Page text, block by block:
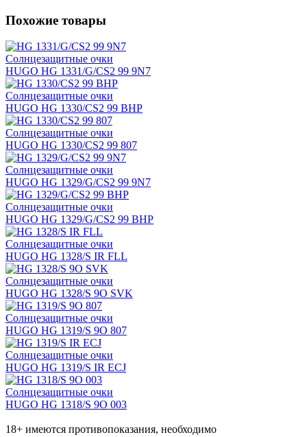
Похожие товары
Солнцезащитные очки
HUGO HG 1331/G/CS2 99 9N7
Солнцезащитные очки
HUGO HG 1330/CS2 99 BHP
Солнцезащитные очки
HUGO HG 1330/CS2 99 807
Солнцезащитные очки
HUGO HG 1329/G/CS2 99 9N7
Солнцезащитные очки
HUGO HG 1329/G/CS2 99 BHP
Солнцезащитные очки
HUGO HG 1328/S IR FLL
Солнцезащитные очки
HUGO HG 1328/S 9O SVK
Солнцезащитные очки
HUGO HG 1319/S 9O 807
Солнцезащитные очки
HUGO HG 1319/S IR ECJ
Солнцезащитные очки
HUGO HG 1318/S 9O 003
18+ имеются противопоказания, необходимо